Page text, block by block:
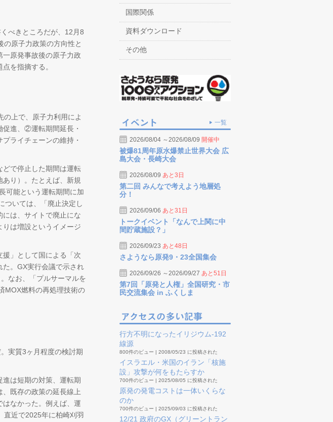
べきところだが、12月8
の原子力政策の方向性と
原発事故後の原子力政
を指摘する。
上で、原子力利用によ
進、②運転期間延長・
ライチェーンの維持・
で停止した期間は運転
り）。たとえば、新規
可能という運転期間に加
ついては、「廃止決定し
は、サイトで廃止にな
は増設というイメージ
」として国による「次
。GX実行会議で示され
なお、「プルサーマルを
MOX燃料の再処理技術の
実質3ヶ月程度の検討期
は短期の対策、運転期
既存の政策の延長線上
なかった。例えば、運
直近で2025年に柏崎刈羽
国際関係
資料ダウンロード
その他
一覧
2026/08/04 ～2026/08/09 開催中
被爆81周年原水爆禁止世界大会 広
島大会・長崎大会
2026/08/09 あと3日
第二回 みんなで考えよう地層処
分！
2026/09/06 あと31日
トークイベント「なんで上関に中
間貯蔵施設？」
2026/09/23 あと48日
さようなら原発9・23全国集会
2026/09/26 ～2026/09/27 あと51日
第7回「原発と人権」全国研究・市
民交流集会 in ふくしま
行方不明になったイリジウム-192
線源
800件のビュー | 2008/05/23 に投稿された
イスラエル・米国のイラン「核施
設」攻撃が何をもたらすか
700件のビュー | 2025/08/05 に投稿された
原発の発電コストは一体いくらな
のか
700件のビュー | 2025/09/03 に投稿された
12/21 政府のGX（グリーントラン